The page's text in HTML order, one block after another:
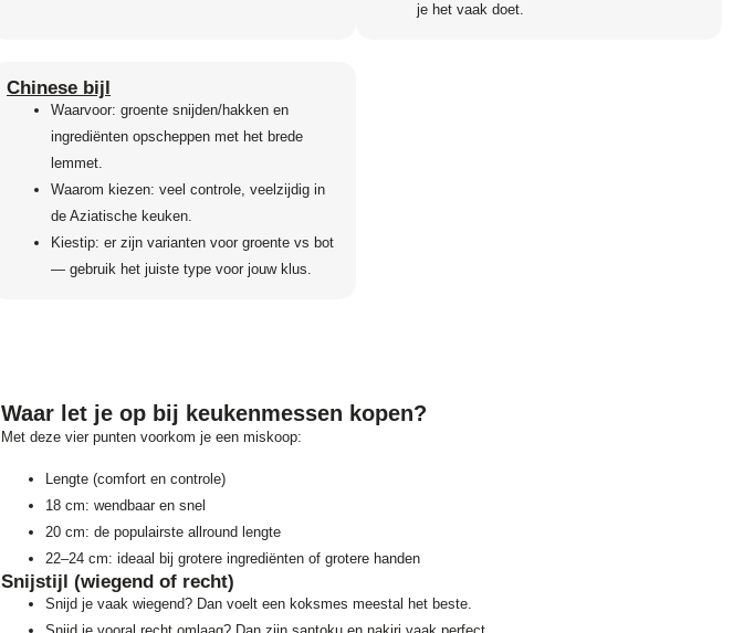
je het vaak doet.
Chinese bijl
Waarvoor: groente snijden/hakken en
ingrediënten opscheppen met het brede
lemmet.
Waarom kiezen: veel controle, veelzijdig in
de Aziatische keuken.
Kiestip: er zijn varianten voor groente vs bot
— gebruik het juiste type voor jouw klus.
Waar let je op bij keukenmessen kopen?
Met deze vier punten voorkom je een miskoop:
Lengte (comfort en controle)
18 cm: wendbaar en snel
20 cm: de populairste allround lengte
22–24 cm: ideaal bij grotere ingrediënten of grotere handen
Snijstijl (wiegend of recht)
Snijd je vaak wiegend? Dan voelt een koksmes meestal het beste.